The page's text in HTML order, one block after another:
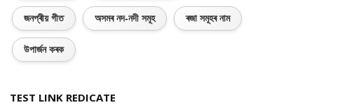
জনপ্ৰীয় গীত অসমৰ নদ-নদী সমূহ ৰজা সমূহৰ নাম
উপাৰ্জন কৰক
TEST LINK REDICATE